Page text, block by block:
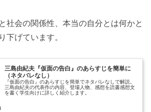
社会の関係性、本当の自分とは何かと
下げています。
三島由紀夫『仮面の告白』のあらすじを簡単に
（ネタバレなし）
『仮面の告白』のあらすじを簡単でネタバレなしで解説。
三島由紀夫の代表作の内容、登場人物、感想を読書感想文
を書く学生向けに詳しく紹介します。